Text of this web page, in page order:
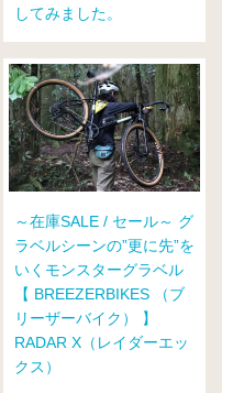
してみました。
～在庫SALE / セール～ グ
ラベルシーンの”更に先”を
いくモンスターグラベル
【 BREEZERBIKES （ブ
リーザーバイク） 】
RADAR X（レイダーエッ
クス）